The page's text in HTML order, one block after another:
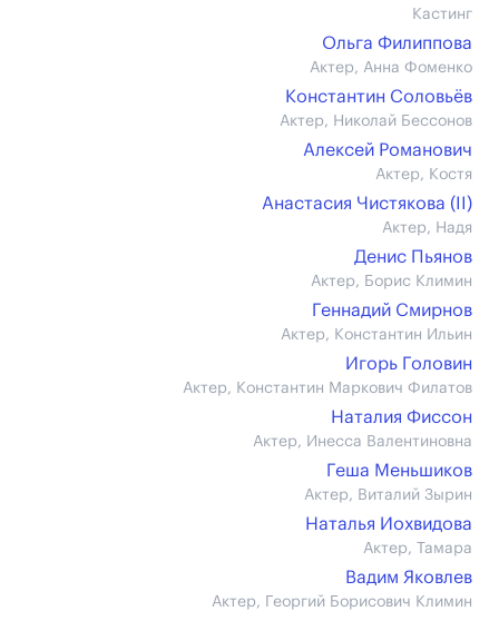
Кастинг
Ольга Филиппова
Актер, Анна Фоменко
Константин Соловьёв
Актер, Николай Бессонов
Алексей Романович
Актер, Костя
Анастасия Чистякова (II)
Актер, Надя
Денис Пьянов
Актер, Борис Климин
Геннадий Смирнов
Актер, Константин Ильин
Игорь Головин
Актер, Константин Маркович Филатов
Наталия Фиссон
Актер, Инесса Валентиновна
Геша Меньшиков
Актер, Виталий Зырин
Наталья Иохвидова
Актер, Тамара
Вадим Яковлев
Актер, Георгий Борисович Климин